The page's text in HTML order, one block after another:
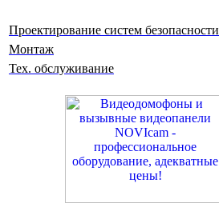
Проектирование систем безопасности
Монтаж
Тех. обслуживание